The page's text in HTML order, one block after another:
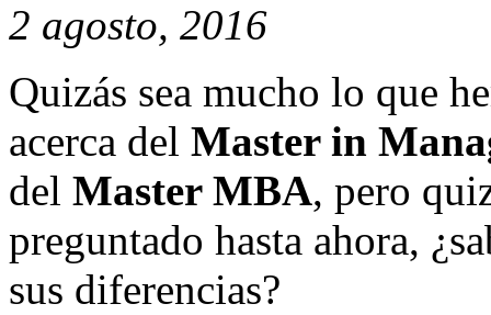
2 agosto, 2016
Quizás sea mucho lo que
acerca del Master in
del Master MBA, pero
preguntado hasta ahora,
sus diferencias?